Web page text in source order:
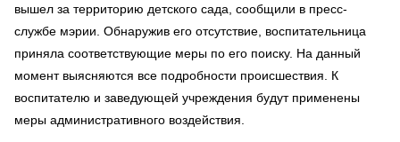
вышел за территорию детского сада, сообщили в пресс-
службе мэрии. Обнаружив его отсутствие, воспитательница
приняла соответствующие меры по его поиску. На данный
момент выясняются все подробности происшествия. К
воспитателю и заведующей учреждения будут применены
меры административного воздействия.